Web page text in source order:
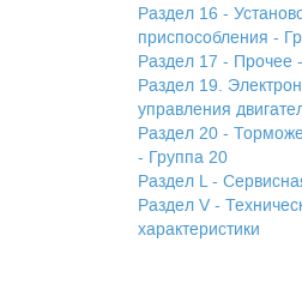
Раздел 16 -
приспособления -
Раздел 17 - Прочее
Раздел 19.
управления
Раздел 20 -
- Группа 20
Раздел L -
Раздел V -
характеристики